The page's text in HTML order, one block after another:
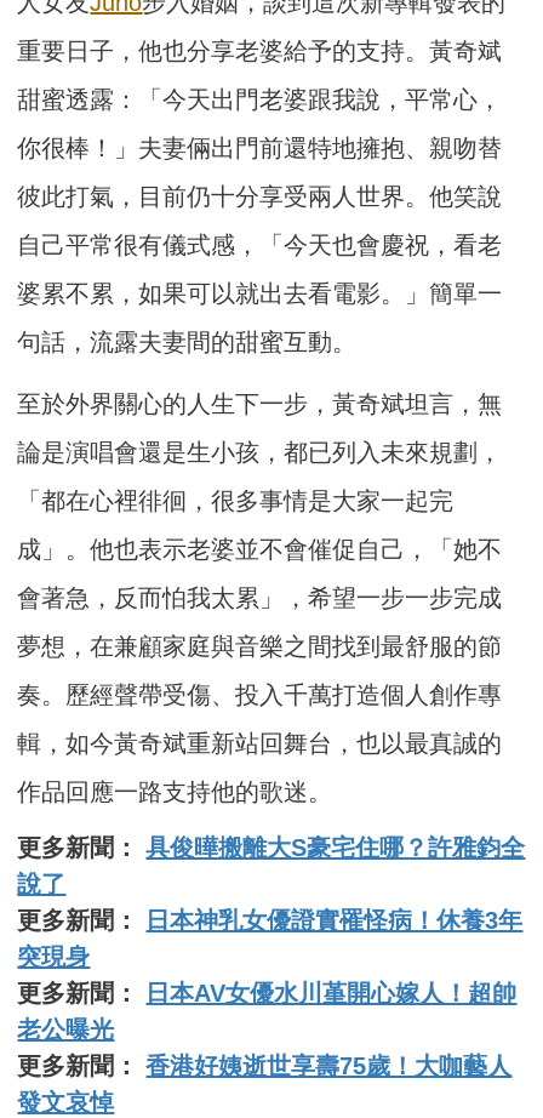
重要日子，他也分享老婆給予的支持。黃奇斌
甜蜜透露：「今天出門老婆跟我說，平常心，
你很棒！」夫妻倆出門前還特地擁抱、親吻替
彼此打氣，目前仍十分享受兩人世界。他笑說
自己平常很有儀式感，「今天也會慶祝，看老
婆累不累，如果可以就出去看電影。」簡單一
句話，流露夫妻間的甜蜜互動。
至於外界關心的人生下一步，黃奇斌坦言，無
論是演唱會還是生小孩，都已列入未來規劃，
「都在心裡徘徊，很多事情是大家一起完
成」。他也表示老婆並不會催促自己，「她不
會著急，反而怕我太累」，希望一步一步完成
夢想，在兼顧家庭與音樂之間找到最舒服的節
奏。歷經聲帶受傷、投入千萬打造個人創作專
輯，如今黃奇斌重新站回舞台，也以最真誠的
作品回應一路支持他的歌迷。
更多新聞：具俊曄搬離大S豪宅住哪？許雅鈞全
說了
更多新聞：
日本神乳女優證實罹怪病！休養3年
突現身
更多新聞：
日本AV女優水川堇開心嫁人！超帥
老公曝光
更多新聞：香港好姨逝世享壽75歲！大咖藝人
發文哀悼